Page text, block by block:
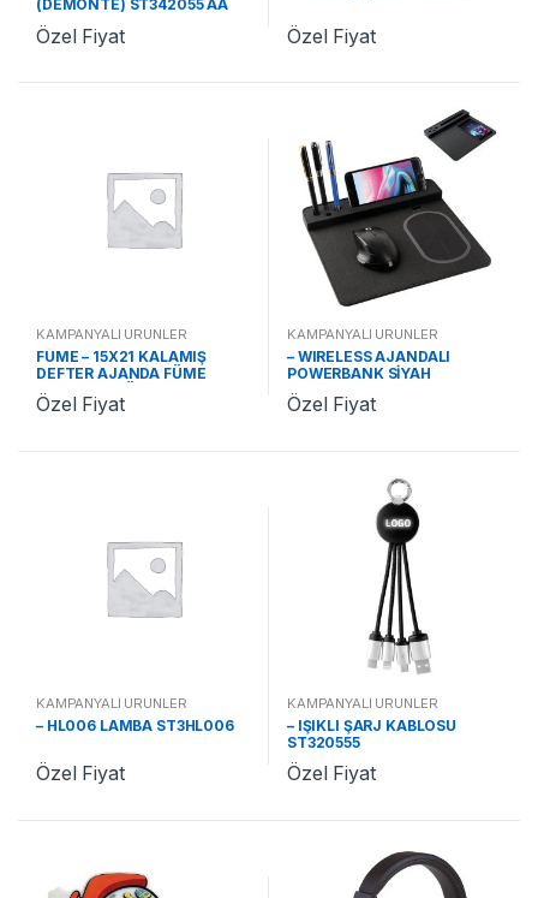
(DEMONTE) ST342055 AA
Özel Fiyat Özel Fiyat
KAMPANYALI ÜRÜNLER
FÜME – 15X21 KALAMIŞ
DEFTER AJANDA FÜME
ST370242 FÜME
Özel Fiyat
KAMPANYALI ÜRÜNLER
– WIRELESS AJANDALI
POWERBANK SİYAH
ST321310
Özel Fiyat
KAMPANYALI ÜRÜNLER
– HL006 LAMBA ST3HL006
Özel Fiyat
KAMPANYALI ÜRÜNLER
– IŞIKLI ŞARJ KABLOSU
ST320555
Özel Fiyat